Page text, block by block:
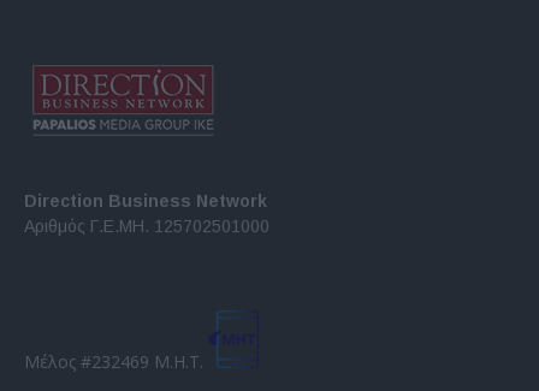
Direction Business Network
Αριθμός Γ.Ε.ΜΗ. 125702501000
Μέλος #232469 Μ.Η.Τ.